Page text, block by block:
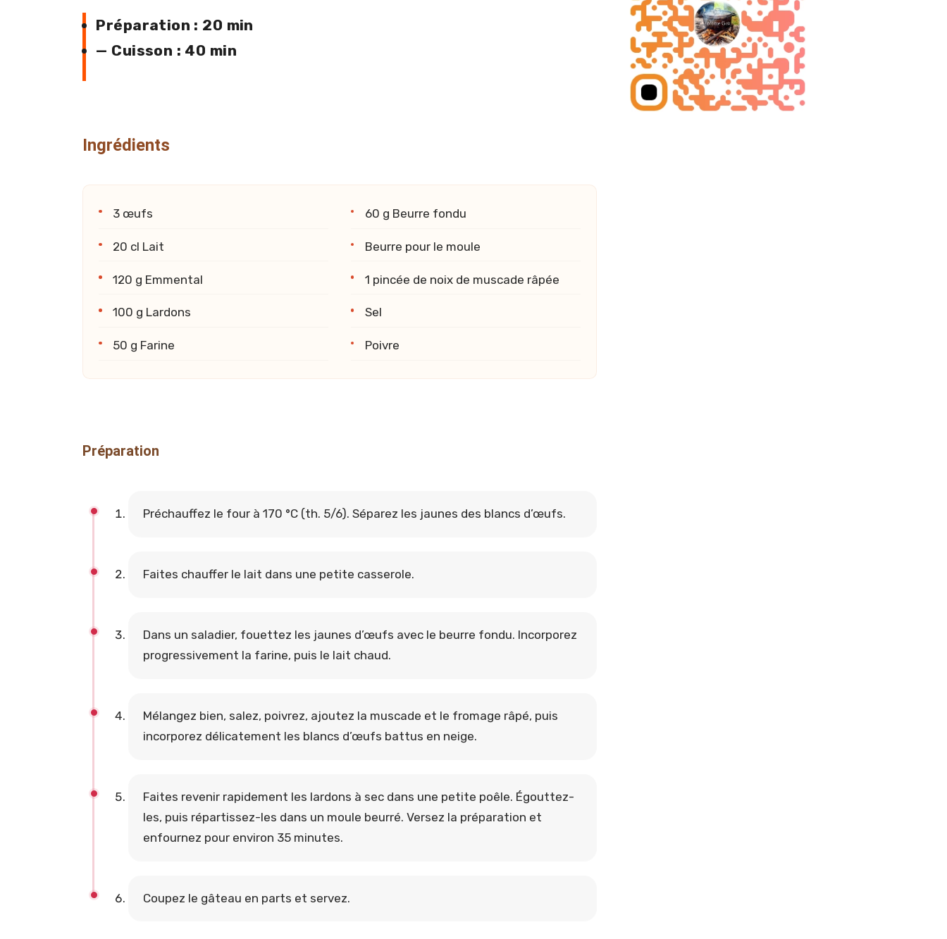
Préparation : 20 min
— Cuisson : 40 min
Ingrédients
3 œufs
20 cl Lait
120 g Emmental
100 g Lardons
50 g Farine
60 g Beurre fondu
Beurre pour le moule
1 pincée de noix de muscade râpée
Sel
Poivre
Préparation
Préchauffez le four à 170 °C (th. 5/6). Séparez les jaunes des blancs d’œufs.
Faites chauffer le lait dans une petite casserole.
Dans un saladier, fouettez les jaunes d’œufs avec le beurre fondu. Incorporez
progressivement la farine, puis le lait chaud.
Mélangez bien, salez, poivrez, ajoutez la muscade et le fromage râpé, puis
incorporez délicatement les blancs d’œufs battus en neige.
Faites revenir rapidement les lardons à sec dans une petite poêle. Égouttez-
les, puis répartissez-les dans un moule beurré. Versez la préparation et
enfournez pour environ 35 minutes.
Coupez le gâteau en parts et servez.